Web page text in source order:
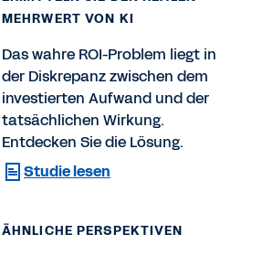
MEHRWERT VON KI
Das wahre ROI-Problem liegt in
der Diskrepanz zwischen dem
investierten Aufwand und der
tatsächlichen Wirkung.
Entdecken Sie die Lösung.
Studie lesen
ÄHNLICHE PERSPEKTIVEN